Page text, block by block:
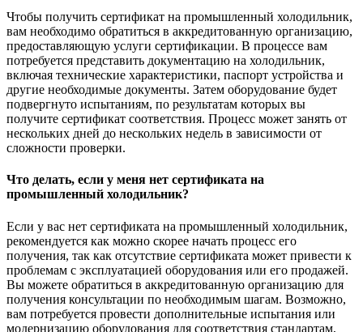
Чтобы получить сертификат на промышленный холодильник,
вам необходимо обратиться в аккредитованную организацию,
предоставляющую услуги сертификации. В процессе вам
потребуется представить документацию на холодильник,
включая технические характеристики, паспорт устройства и
другие необходимые документы. Затем оборудование будет
подвергнуто испытаниям, по результатам которых вы
получите сертификат соответствия. Процесс может занять от
нескольких дней до нескольких недель в зависимости от
сложности проверки.
Что делать, если у меня нет сертификата на
промышленный холодильник?
Если у вас нет сертификата на промышленный холодильник,
рекомендуется как можно скорее начать процесс его
получения, так как отсутствие сертификата может привести к
проблемам с эксплуатацией оборудования или его продажей.
Вы можете обратиться в аккредитованную организацию для
получения консультации по необходимым шагам. Возможно,
вам потребуется провести дополнительные испытания или
модернизацию оборудования для соответствия стандартам,